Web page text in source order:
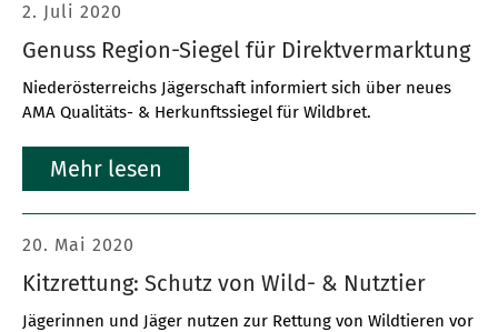
Genuss Region-Siegel für Direktvermarktung
Niederösterreichs Jägerschaft informiert sich über neues
AMA Qualitäts- & Herkunftssiegel für Wildbret.
2. Juli 2020
Mehr lesen
Kitzrettung: Schutz von Wild- & Nutztier
Jägerinnen und Jäger nutzen zur Rettung von Wildtieren vor
20. Mai 2020